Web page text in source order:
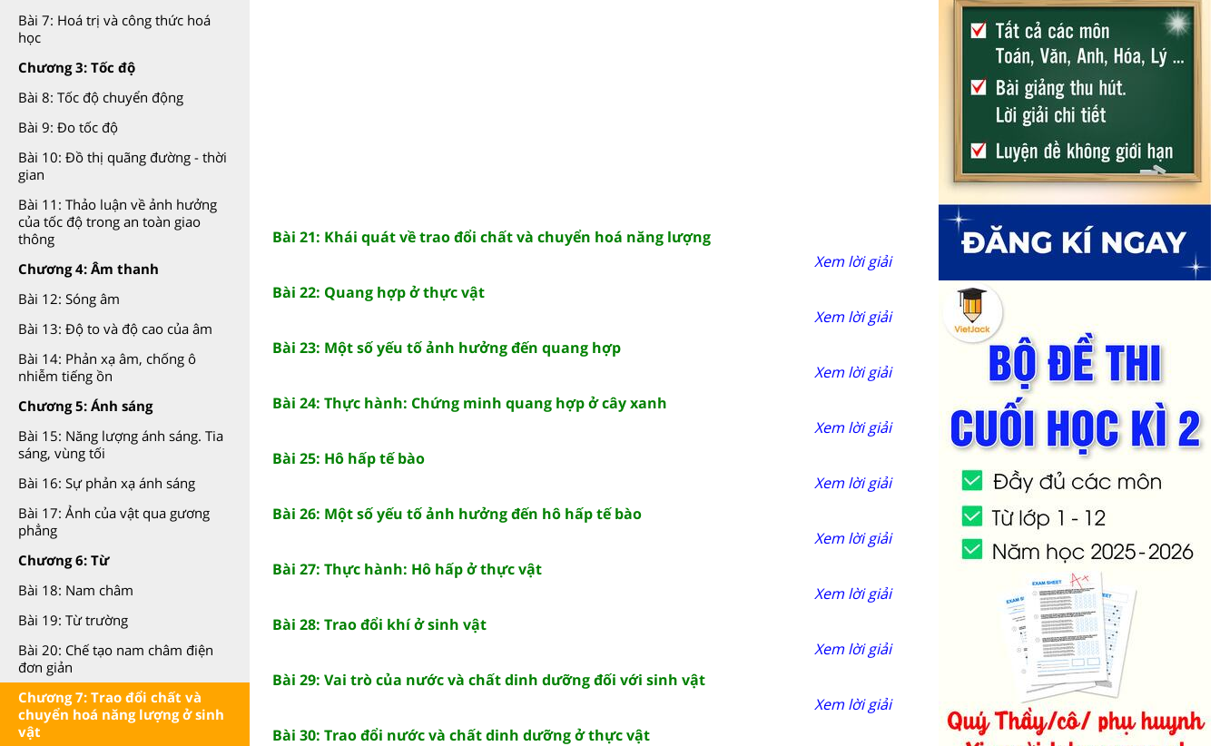
Bài 7: Hoá trị và công thức hoá
học
Chương 3: Tốc độ
Bài 8: Tốc độ chuyển động
Bài 9: Đo tốc độ
Bài 10: Đồ thị quãng đường - thời
gian
Bài 11: Thảo luận về ảnh hưởng
của tốc độ trong an toàn giao
thông
Chương 4: Âm thanh
Bài 12: Sóng âm
Bài 13: Độ to và độ cao của âm
Bài 14: Phản xạ âm, chống ô
nhiễm tiếng ồn
Chương 5: Ánh sáng
Bài 15: Năng lượng ánh sáng. Tia
sáng, vùng tối
Bài 16: Sự phản xạ ánh sáng
Bài 17: Ảnh của vật qua gương
phẳng
Chương 6: Từ
Bài 18: Nam châm
Bài 19: Từ trường
Bài 20: Chế tạo nam châm điện
đơn giản
Chương 7: Trao đổi chất và
chuyển hoá năng lượng ở sinh
vật
Bài 21: Khái quát về trao đổi chất và chuyển hoá năng lượng
Xem lời giải
Bài 22: Quang hợp ở thực vật
Xem lời giải
Bài 23: Một số yếu tố ảnh hưởng đến quang hợp
Xem lời giải
Bài 24: Thực hành: Chứng minh quang hợp ở cây xanh
Xem lời giải
Bài 25: Hô hấp tế bào
Xem lời giải
Bài 26: Một số yếu tố ảnh hưởng đến hô hấp tế bào
Xem lời giải
Bài 27: Thực hành: Hô hấp ở thực vật
Xem lời giải
Bài 28: Trao đổi khí ở sinh vật
Xem lời giải
Bài 29: Vai trò của nước và chất dinh dưỡng đối với sinh vật
Xem lời giải
Bài 30: Trao đổi nước và chất dinh dưỡng ở thực vật